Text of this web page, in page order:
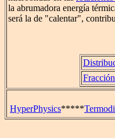
la abrumadora energía
será la de "calentar",
HyperPhysics*****